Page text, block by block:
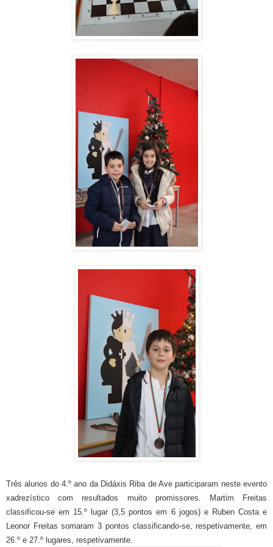
Três alunos do 4.º ano da Didáxis Riba de Ave participaram neste evento
xadrezístico com resultados muito promissores. Martim Freitas
classificou-se em 15.º lugar (3,5 pontos em 6 jogos) e Ruben Costa e
Leonor Freitas somaram 3 pontos classificando-se, respetivamente, em
26.º e 27.º lugares, respetivamente.